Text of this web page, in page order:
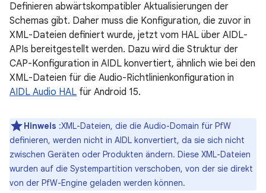
Definieren abwärtskompatibler Aktualisierungen der
Schemas gibt. Daher muss die Konfiguration, die zuvor in
XML-Dateien definiert wurde, jetzt vom HAL über AIDL-
APIs bereitgestellt werden. Dazu wird die Struktur der
CAP-Konfiguration in AIDL konvertiert, ähnlich wie bei den
XML-Dateien für die Audio-Richtlinienkonfiguration in
AIDL Audio HAL für Android 15.
Hinweis :XML-Dateien, die die Audio-Domain für PfW
definieren, werden nicht in AIDL konvertiert, da sie sich nicht
zwischen Geräten oder Produkten ändern. Diese XML-Dateien
wurden auf die Systempartition verschoben, von der sie direkt
von der PfW-Engine geladen werden können.